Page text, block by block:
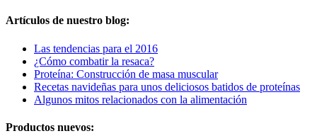
Artículos de nuestro blog:
Las tendencias para el 2016
¿Cómo combatir la resaca?
Proteína: Construcción de masa muscular
Recetas navideñas para unos deliciosos batidos de proteínas
Algunos mitos relacionados con la alimentación
Productos nuevos: